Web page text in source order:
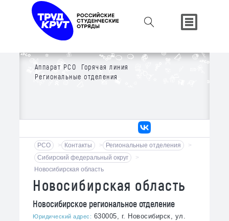
Аппарат РСО
Горячая линия
Региональные отделения
РСО > Контакты > Региональные отделения
>
Сибирский федеральный округ
>
Новосибирская область
Новосибирская область
Новосибирское региональное отделение
Юридический адрес: 630005, г. Новосибирск, ул.